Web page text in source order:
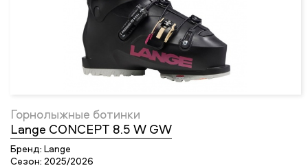
Горнолыжные ботинки
Lange CONCEPT 8.5 W GW
Бренд: Lange
Сезон: 2025/2026